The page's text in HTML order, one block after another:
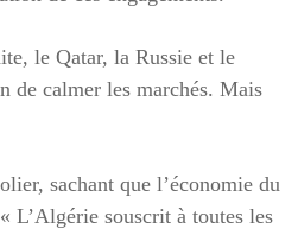
le Qatar, la Russie et le
de calmer les marchés. Mais
sachant que l’économie du
L’Algérie souscrit à toutes les